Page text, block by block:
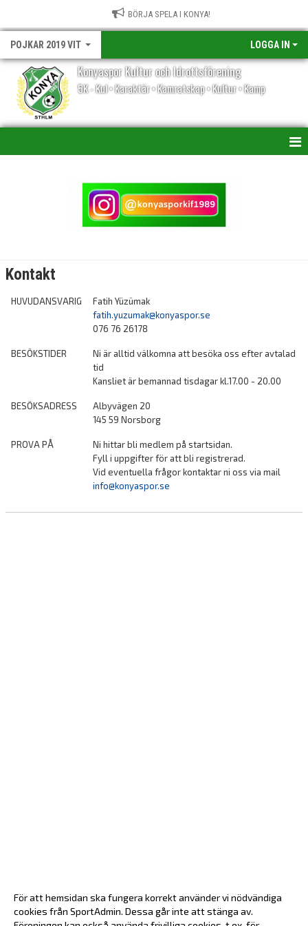
BÖRJA SPELA I KONYA!
POJKAR 2019 VIT LOGGA IN
Konyaspor Kultur och Idrottsförening
5K - Kul • Karaktär • Kamratskap • Kultur • Kamp
KONTAKT
Kontakt
HUVUDANSVARIG
Fatih Yüzümak
fatih.yuzumak@konyaspor.se
076 76 26178
BESÖKSTIDER
Ni är alltid välkomna att besöka oss efter avtalad
tid
Kansliet är bemannad tisdagar kl.17.00 - 20.00
BESÖKSADRESS
Albyvägen 20
145 59 Norsborg
PROVA PÅ
Ni hittar bli medlem på startsidan.
Fyll i uppgifter för att bli registrerad.
Vid eventuella frågor kontaktar ni oss via mail
info@konyaspor.se
För att hemsidan ska fungera korrekt använder vi nödvändiga
cookies från SportAdmin. Dessa går inte att stänga av.